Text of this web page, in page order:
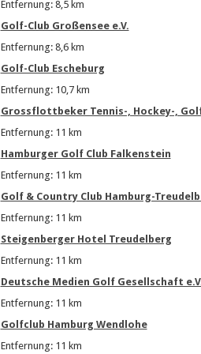
Entfernung: 8,5 km
Golf-Club Großensee e.V.
Entfernung: 8,6 km
Golf-Club Escheburg
Entfernung: 10,7 km
Grossflottbeker Tennis-, Hockey-,
Entfernung: 11 km
Hamburger Golf Club Falkenstein
Entfernung: 11 km
Golf & Country Club Hamburg-
Entfernung: 11 km
Steigenberger Hotel Treudelberg
Entfernung: 11 km
Deutsche Medien Golf Gesellschaft
Entfernung: 11 km
Golfclub Hamburg Wendlohe
Entfernung: 11 km